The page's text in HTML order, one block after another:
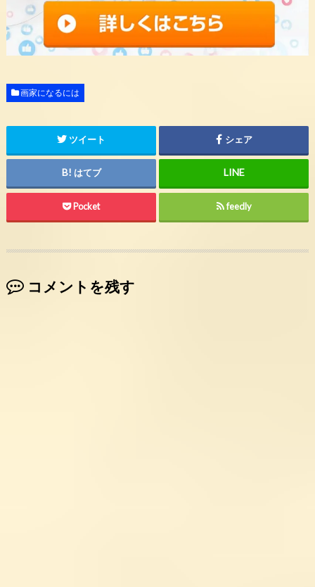
画家になるには
ツイート シェア
はてブ
Pocket feedly
コメントを残す